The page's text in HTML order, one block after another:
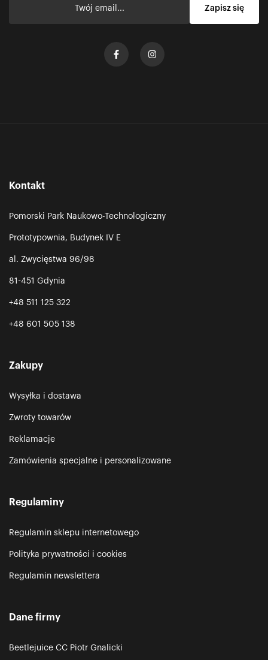
Kontakt
Pomorski Park Naukowo-Technologiczny
Prototypownia, Budynek IV E
al. Zwycięstwa 96/98
81-451 Gdynia
+48 511 125 322
+48 601 505 138
Zakupy
Wysyłka i dostawa
Zwroty towarów
Reklamacje
Zamówienia specjalne i personalizowane
Regulaminy
Regulamin sklepu internetowego
Polityka prywatności i cookies
Regulamin newslettera
Dane firmy
Beetlejuice CC Piotr Gnalicki